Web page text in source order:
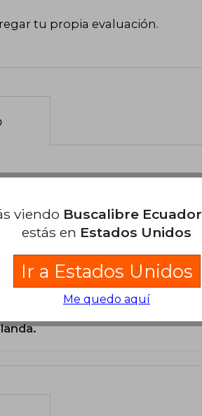
tu propia evaluación.
viendo Buscalibre Ecuador
estás en Estados Unidos
Ir a Estados Unidos
Me quedo aquí